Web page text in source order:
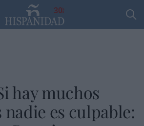
30
hay muchos
es culpable: